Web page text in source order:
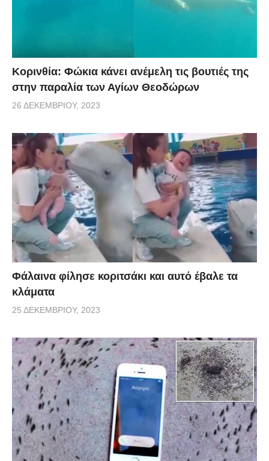
Κορινθία: Φώκια κάνει ανέμελη τις βουτιές της
στην παραλία των Αγίων Θεοδώρων
26 ΔΕΚΕΜΒΡΊΟΥ, 2023
Φάλαινα φίλησε κοριτσάκι και αυτό έβαλε τα
κλάματα
25 ΔΕΚΕΜΒΡΊΟΥ, 2023